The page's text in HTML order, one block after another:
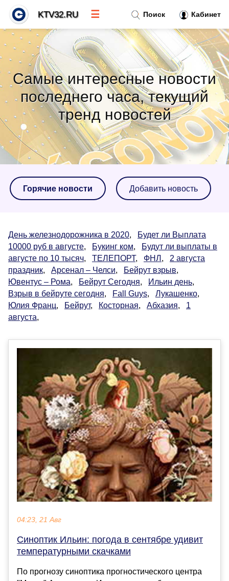
Самые интересные новости
последнего часа, текущий
тренд новостей
Горячие новости Добавить новость
День железнодорожника в 2020,
Будет ли Выплата
10000 руб в августе, Букинг ком,
Будут ли выплаты в
августе по 10 тысяч, ТЕЛЕПОРТ, ФНЛ , 2 августа
праздник, Арсенал – Челси, Бейрут взрыв,
Ювентус – Рома, Бейрут Сегодня, Ильин день,
Взрыв в бейруте сегодня, Fall Guys, Лукашенко,
Юлия Франц, Бейрут, Косторная, Абхазия, 1
августа,
04:23, 21 Авг
Синоптик Ильин: погода в сентябре удивит
температурными скачками
По прогнозу синоптика прогностического центра
Поиск Кабинет
KTV32.RU ☰
Новости»
Тренды новостей
Рубрики»
Правила»
Контакт»